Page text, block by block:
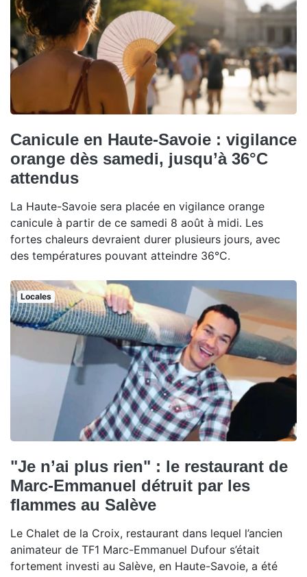
Canicule en Haute-Savoie : vigilance
orange dès samedi, jusqu’à 36°C
attendus
La Haute-Savoie sera placée en vigilance orange
canicule à partir de ce samedi 8 août à midi. Les
fortes chaleurs devraient durer plusieurs jours, avec
des températures pouvant atteindre 36°C.
Locales
"Je n’ai plus rien" : le restaurant de
Marc-Emmanuel détruit par les
flammes au Salève
Le Chalet de la Croix, restaurant dans lequel l’ancien
animateur de TF1 Marc-Emmanuel Dufour s’était
fortement investi au Salève, en Haute-Savoie, a été